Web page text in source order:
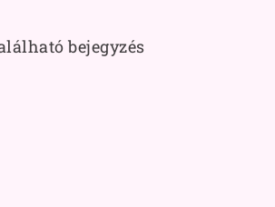
bejegyzés